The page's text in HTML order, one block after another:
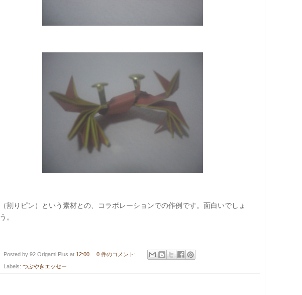
（割りピン）という素材との、コラボレーションでの作例です。面白いでしょ
う。
Posted by 92 Origami Plus at 12:00 0 件のコメント:
Labels: つぶやきエッセー